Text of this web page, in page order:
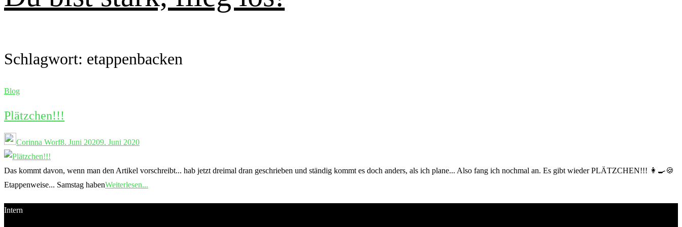
Schlagwort: etappenbacken
Blog
Plätzchen!!!
Corinna Worf8. Juni 20209. Juni 2020
Das kommt davon, wenn man den Artikel vorschreibt... hab jetzt dreimal dran geschrieben und ständig kommt es doch anders, als ich plane... Also fang ich nochmal an. Es gibt wieder PLÄTZCHEN!!! 👩‍🍳🍪
Etappenweise... Samstag habenWeiterlesen...
Intern